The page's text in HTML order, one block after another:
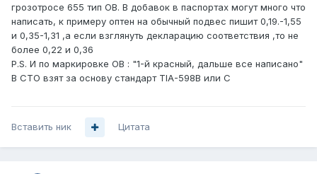
грозотросе 655 тип ОВ. В добавок в паспортах могут много что
написать, к примеру оптен на обычный подвес пишит 0,19.-1,55
и 0,35-1,31 ,а если взглянуть декларацию соответствия ,то не
более 0,22 и 0,36
P.S. И по маркировке ОВ : "1-й красный, дальше все написано"
В СТО взят за основу стандарт TIA-598B или С
Вставить ник Цитата